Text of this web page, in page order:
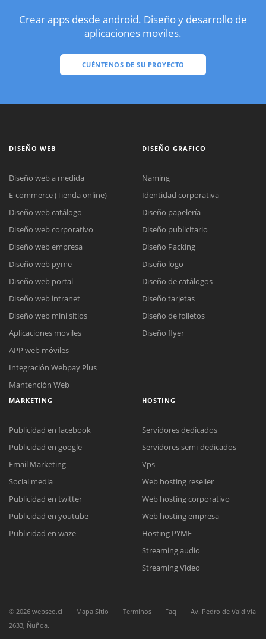
Crear apps desde android. Diseño y desarrollo de
aplicaciones moviles.
CUÉNTENOS DE SU PROYECTO
Reunión online
Nuestros ejecutivos le enviarán un correo electrónico con el enlace a
Meet para la reunión online.
Cotización
Complete el formulario y nos contactaremos a la brevedad.
Chat Online
Todos nuestros ejecutivos están fuera de línea. Complete el formulario
para enviarnos un correo electrónico con sus datos personales.
DISEÑO WEB
Diseño web a medida
E-commerce (Tienda online)
Diseño web catálogo
Diseño web corporativo
Diseño web empresa
Diseño web pyme
Diseño web portal
Diseño web intranet
Diseño web mini sitios
Aplicaciones moviles
APP web móviles
Integración Webpay Plus
Mantención Web
DISEÑO GRAFICO
Naming
Identidad corporativa
Diseño papelería
Diseño publicitario
Diseño Packing
Diseño logo
Diseño de catálogos
Diseño tarjetas
Diseño de folletos
Diseño flyer
MARKETING
Publicidad en facebook
Publicidad en google
Email Marketing
Social media
Publicidad en twitter
Publicidad en youtube
Publicidad en waze
HOSTING
Servidores dedicados
Servidores semi-dedicados
Vps
Web hosting reseller
Web hosting corporativo
Web hosting empresa
Hosting PYME
Streaming audio
Streaming Video
© 2026 webseo.cl Mapa Sitio Terminos Faq
Av. Pedro de Valdivia
2633, Ñuñoa.